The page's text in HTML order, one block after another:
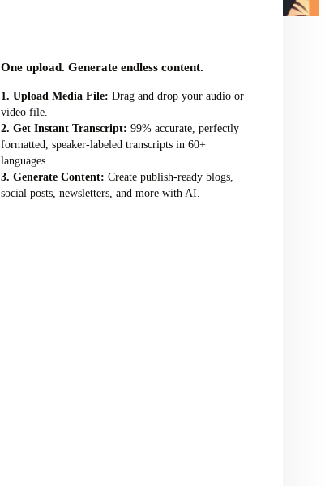
One upload. Generate endless content.
Upload Media File: Drag and drop your audio or
video file.
Get Instant Transcript: 99% accurate, perfectly
formatted, speaker-labeled transcripts in 60+
languages.
Generate Content: Create publish-ready blogs,
social posts, newsletters, and more with AI.